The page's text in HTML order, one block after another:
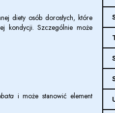
diety osób dorosłych, które
kondycji. Szczególnie może
i może stanowić element